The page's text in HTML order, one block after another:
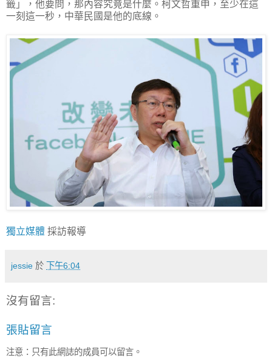
籤」，他要問，那內容究竟是什麼。柯文哲重申，至少在這
一刻這一秒，中華民國是他的底線。
獨立媒體 採訪報導
jessie 於 下午6:04
沒有留言:
張貼留言
注意：只有此網誌的成員可以留言。